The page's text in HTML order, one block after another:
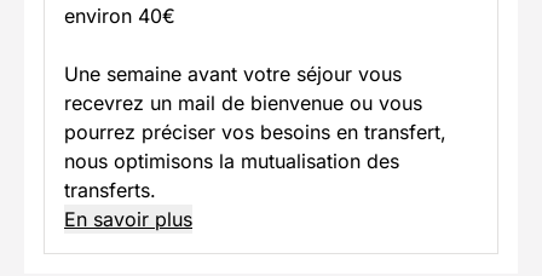
environ 40€
Une semaine avant votre séjour vous
recevrez un mail de bienvenue ou vous
pourrez préciser vos besoins en transfert,
nous optimisons la mutualisation des
transferts.
En savoir plus